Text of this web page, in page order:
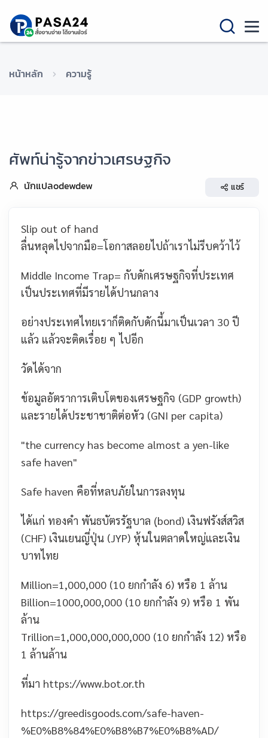
หน้าหลัก ความรู้
ศัพท์น่ารู้จากข่าวเศรษฐกิจ
นักแปลodewdew แชร์
Slip out of hand
ลื่นหลุดไปจากมือ=โอกาสลอยไปถ้าเราไม่รีบคว้าไว้
Middle Income Trap= กับดักเศรษฐกิจที่ประเทศ
เป็นประเทศที่มีรายได้ปานกลาง
อย่างประเทศไทยเราก็ติดกับดักนี้มาเป็นเวลา 30 ปี
แล้ว แล้วจะติดเรื่อย ๆ ไปอีก
วัดได้จาก
ข้อมูลอัตราการเติบโตของเศรษฐกิจ (GDP growth)
และรายได้ประชาชาติต่อหัว (GNI per capita)
"the currency has become almost a yen-like
safe haven"
Safe haven คือที่หลบภัยในการลงทุน
ได้แก่ ทองคำ พันธบัตรรัฐบาล (ฺbond) เงินฟรังส์สวิส
(CHF) เงินเยนญี่ปุ่น (JYP) หุ้นในตลาดใหญ่และเงิน
บาทไทย
Million=1,000,000 (10 ยกกำลัง 6) หรือ 1 ล้าน
Billion=1000,000,000 (10 ยกกำลัง 9) หรือ 1 พัน
ล้าน
Trillion=1,000,000,000,000 (10 ยกกำลัง 12) หรือ
1 ล้านล้าน
ที่มา https://www.bot.or.th
https://greedisgoods.com/safe-haven-
%E0%B8%84%E0%B8%B7%E0%B8%AD/